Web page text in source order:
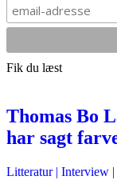
Fik du læst
Thomas Bo
har sagt
Litteratur| Interview |